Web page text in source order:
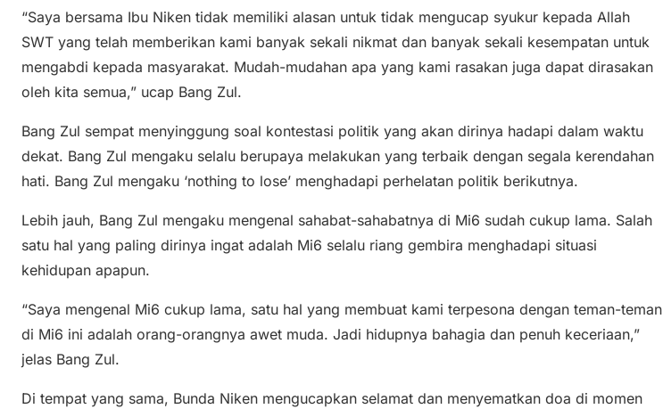
“Saya bersama Ibu Niken tidak memiliki alasan untuk tidak mengucap syukur kepada Allah
SWT yang telah memberikan kami banyak sekali nikmat dan banyak sekali kesempatan untuk
mengabdi kepada masyarakat. Mudah-mudahan apa yang kami rasakan juga dapat dirasakan
oleh kita semua,” ucap Bang Zul.
Bang Zul sempat menyinggung soal kontestasi politik yang akan dirinya hadapi dalam waktu
dekat. Bang Zul mengaku selalu berupaya melakukan yang terbaik dengan segala kerendahan
hati. Bang Zul mengaku ‘nothing to lose’ menghadapi perhelatan politik berikutnya.
Lebih jauh, Bang Zul mengaku mengenal sahabat-sahabatnya di Mi6 sudah cukup lama. Salah
satu hal yang paling dirinya ingat adalah Mi6 selalu riang gembira menghadapi situasi
kehidupan apapun.
“Saya mengenal Mi6 cukup lama, satu hal yang membuat kami terpesona dengan teman-teman
di Mi6 ini adalah orang-orangnya awet muda. Jadi hidupnya bahagia dan penuh keceriaan,”
jelas Bang Zul.
Di tempat yang sama, Bunda Niken mengucapkan selamat dan menyematkan doa di momen